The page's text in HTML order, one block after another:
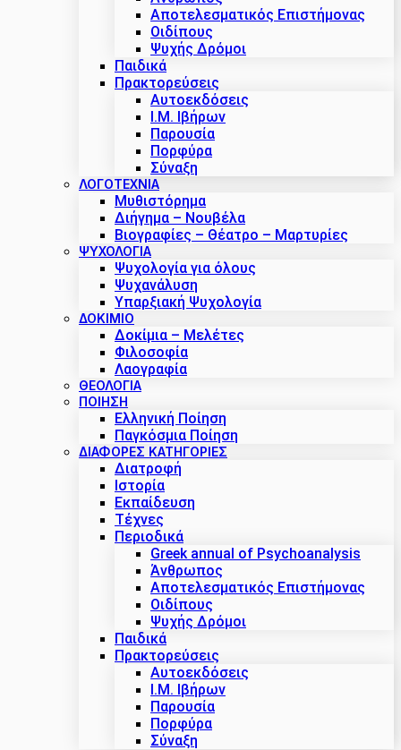
Αποτελεσματικός Επιστήμονας
Οιδίπους
Ψυχής Δρόμοι
Παιδικά
Πρακτoρεύσεις
Αυτοεκδόσεις
Ι.Μ. Ιβήρων
Παρουσία
Πορφύρα
Σύναξη
ΛΟΓΟΤΕΧΝΙΑ
Μυθιστόρημα
Διήγημα – Νουβέλα
Βιογραφίες – Θέατρο – Μαρτυρίες
ΨΥΧΟΛΟΓΙΑ
Ψυχολογία για όλους
Ψυχανάλυση
Υπαρξιακή Ψυχολογία
ΔΟΚΊΜΙΟ
Δοκίμια – Μελέτες
Φιλοσοφία
Λαογραφία
ΘΕΟΛΟΓΙΑ
ΠΟΙΗΣΗ
Ελληνική Ποίηση
Παγκόσμια Ποίηση
ΔΙΑΦΟΡΕΣ ΚΑΤΗΓΟΡΙΕΣ
Διατροφή
Ιστορία
Εκπαίδευση
Τέχνες
Περιοδικά
Greek annual of Psychoanalysis
Άνθρωπος
Αποτελεσματικός Επιστήμονας
Οιδίπους
Ψυχής Δρόμοι
Παιδικά
Πρακτoρεύσεις
Αυτοεκδόσεις
Ι.Μ. Ιβήρων
Παρουσία
Πορφύρα
Σύναξη